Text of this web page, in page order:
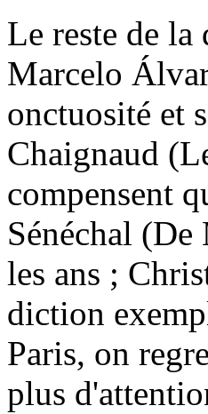
Le reste de la
Marcelo
onctuosité et
Chaignaud
compensent
Sénéchal
les ans ;
diction
Paris, on
plus